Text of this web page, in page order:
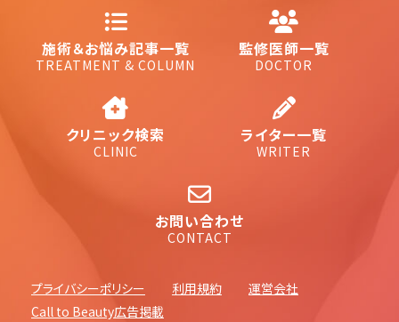
施術＆お悩み記事一覧
TREATMENT & COLUMN
監修医師一覧
DOCTOR
クリニック検索
CLINIC
ライター一覧
WRITER
お問い合わせ
CONTACT
プライバシーポリシー 利用規約
運営会社
Call to Beauty広告掲載